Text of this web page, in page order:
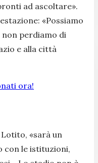
ad ascoltare».
«Possiamo
perdiamo di
e alla città
ora!
«sarà un
le istituzioni,